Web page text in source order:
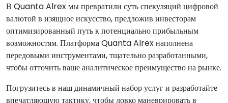
В Quanta Alrex мы превратили суть спекуляций цифровой
валютой в изящное искусство, предложив инвесторам
оптимизированный путь к потенциально прибыльным
возможностям. Платформа Quanta Alrex наполнена
передовыми инструментами, тщательно разработанными,
чтобы отточить ваше аналитическое преимущество на рынке.
Погрузитесь в наш динамичный набор услуг и разработайте
впечатляющую тактику, чтобы ловко маневрировать в